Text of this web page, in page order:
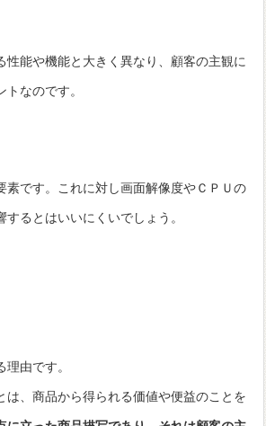
性能や機能と大きく異なり、顧客の主観に
なのです。
です。これに対し画面解像度やＣＰＵの
るとはいいにくいでしょう。
由です。
、商品から得られる価値や便益のことを